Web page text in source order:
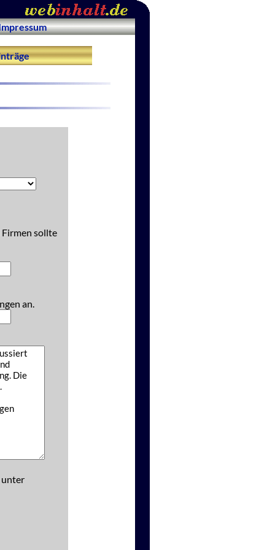
Firmen sollte
an.
unter